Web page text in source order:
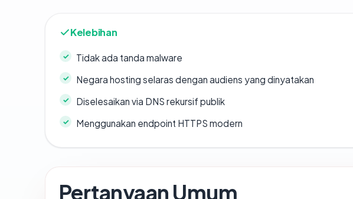
Kelebihan
Tidak ada tanda malware
Negara hosting selaras dengan audiens yang dinyatakan
Diselesaikan via DNS rekursif publik
Menggunakan endpoint HTTPS modern
Pertanyaan Umum